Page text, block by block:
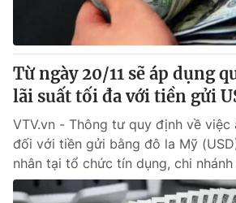
Từ ngày 20/11 sẽ áp dụng
lãi suất tối đa với tiền gửi
VTV.vn - Thông tư quy định về việc
đối với tiền gửi bằng đô la Mỹ
nhân tại tổ chức tín dụng, chi